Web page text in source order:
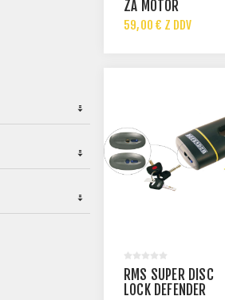
ZA MOTOR
59,00 € Z DDV
RMS SUPER DISC
LOCK DEFENDER